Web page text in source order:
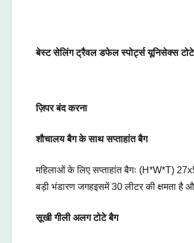
बेस्ट सेलिंग ट्रैवल डफेल स्पोर्ट्स यूनिसेक्स
ज़िपर बंद करना
शौचालय बैग के साथ सप्ताहांत बैग
महिलाओं के लिए सप्ताहांत बैगः (H*W*T)
बड़ी भंडारण जगहइसमें 30 लीटर की क्षमता है
सूखी गीली अलग टोटे बैग